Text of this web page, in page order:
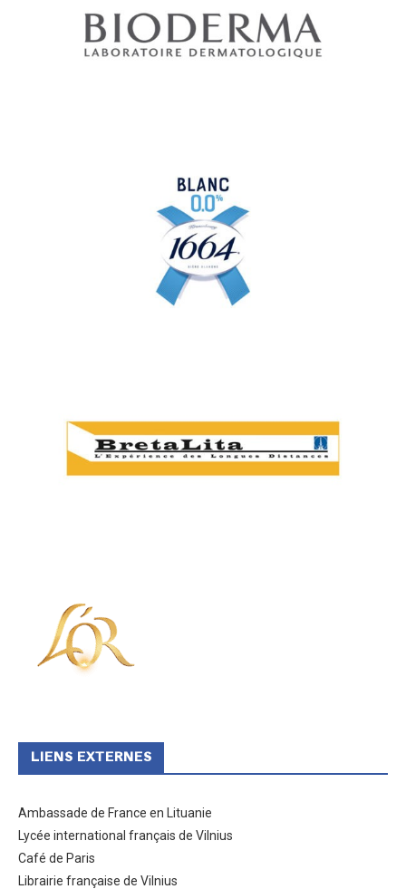
LIENS EXTERNES
Ambassade de France en Lituanie
Lycée international français de Vilnius
Café de Paris
Librairie française de Vilnius